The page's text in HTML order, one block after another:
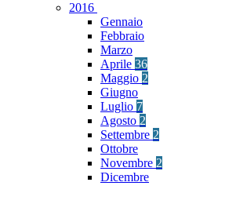
2016
Gennaio
Febbraio
Marzo
Aprile 36
Maggio 2
Giugno
Luglio 7
Agosto 2
Settembre 2
Ottobre
Novembre 2
Dicembre